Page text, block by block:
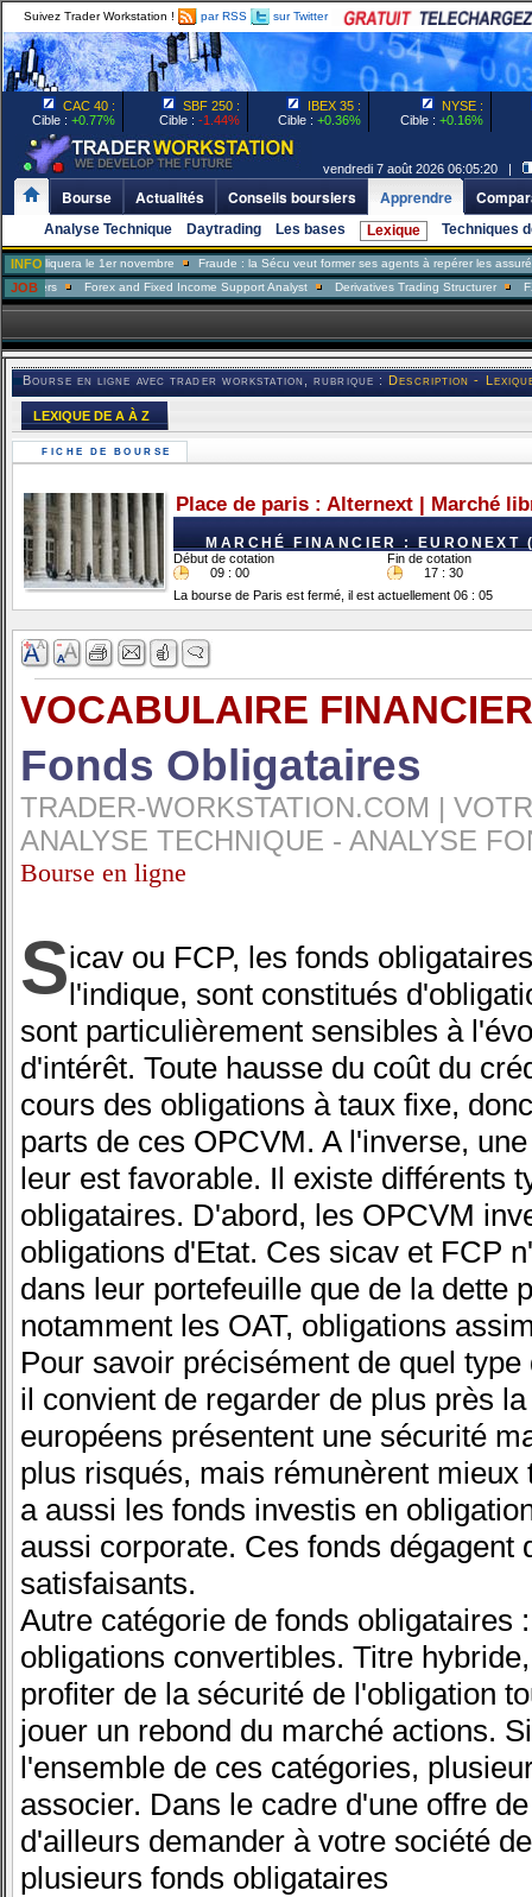
Suivez Trader Workstation ! par RSS sur Twitter
CAC 40 :
Cible : +0.77%
SBF 250 :
Cible : -1.44%
IBEX 35 :
Cible : +0.36%
NYSE :
Cible : +0.16%
vendredi 7 août 2026 06:05:20 |
Bourse Actualités Conseils boursiers Apprendre
Analyse Technique Daytrading Les bases Lexique Techniques
INFOle 1er novembre Fraude : la Sécu veut former ses agents à repérer les assurés
JOBForex and Fixed Income Support Analyst Derivatives Trading Structurer FX Trader
Bourse en ligne avec trader workstation, rubrique :Description -
LEXIQUE DE A À Z
FICHE DE BOURSE
Place de paris : Alternext | Marché
MARCHÉ FINANCIER : EURONEXT
Début de cotation
Fin de cotation
09 : 00
17 : 30
La bourse de Paris est fermé, il est actuellement 06 : 05
VOCABULAIRE
Fonds Obligataires
TRADER-WORKSTATION.COM |
ANALYSE TECHNIQUE - ANALYSE
Bourse en ligne
Sicav ou FCP, les fonds
l'indique, sont constitués
sont particulièrement sensibles à
d'intérêt. Toute hausse du coût du
cours des obligations à taux fixe,
parts de ces OPCVM. A l'inverse,
leur est favorable. Il existe différents
obligataires. D'abord, les OPCVM
obligations d'Etat. Ces sicav et FCP
dans leur portefeuille que de la dette
notamment les OAT, obligations
Pour savoir précisément de quel
il convient de regarder de plus près
européens présentent une sécurité
plus risqués, mais rémunèrent
a aussi les fonds investis en
aussi corporate. Ces fonds dégagent
satisfaisants.
Autre catégorie de fonds obligataires
obligations convertibles. Titre
profiter de la sécurité de l'obligation
jouer un rebond du marché actions.
l'ensemble de ces catégories,
associer. Dans le cadre d'une offre
d'ailleurs demander à votre société
plusieurs fonds obligataires